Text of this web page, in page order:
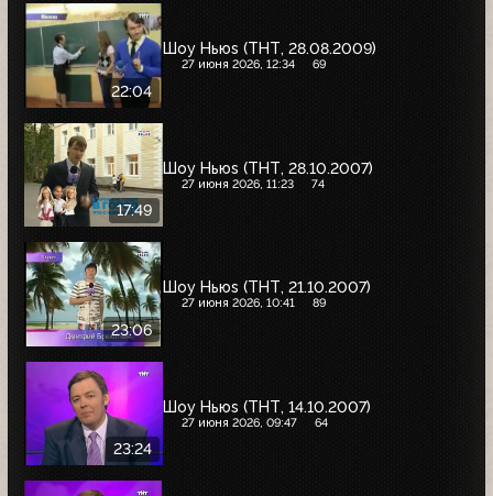
22:04
Шоу Ньюs (ТНТ, 28.08.2009)
27 июня 2026, 12:34 69
17:49
Шоу Ньюs (ТНТ, 28.10.2007)
27 июня 2026, 11:23 74
23:06
Шоу Ньюs (ТНТ, 21.10.2007)
27 июня 2026, 10:41 89
23:24
Шоу Ньюs (ТНТ, 14.10.2007)
27 июня 2026, 09:47 64